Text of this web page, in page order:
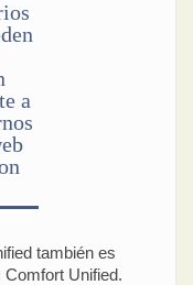
a
también es
Unified.